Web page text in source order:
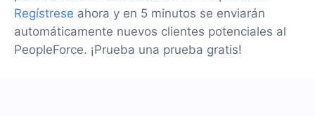
Regístrese ahora y en 5 minutos se enviarán
automáticamente nuevos clientes potenciales al
PeopleForce. ¡Prueba una prueba gratis!